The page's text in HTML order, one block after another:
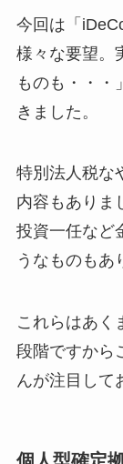
今回は「
様々な要望。
ものも・・・
きました。
特別法人税な
内容もありま
投資一任など
うなものもあ
これらはあく
段階ですから
んが注目して